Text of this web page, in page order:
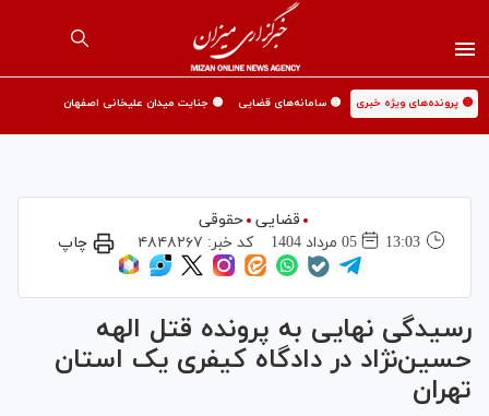
🟡 پرونده‌های ویژه خبری 🟡 سامانه‌های قضایی 🟡 جنایت میدان علیخانی اصفهان
قضایی حقوقی
13:03
05 مرداد 1404 کد خبر: ۴۸۴۸۲۶۷ چاپ
رسیدگی نهایی به پرونده قتل الهه
حسین‌نژاد در دادگاه کیفری یک استان
تهران